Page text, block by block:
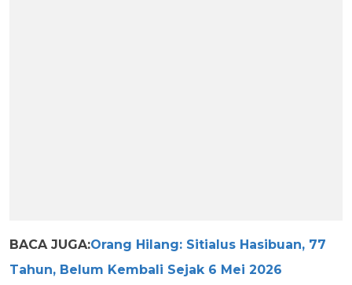
BACA JUGA:Orang Hilang: Sitialus Hasibuan, 77
Tahun, Belum Kembali Sejak 6 Mei 2026